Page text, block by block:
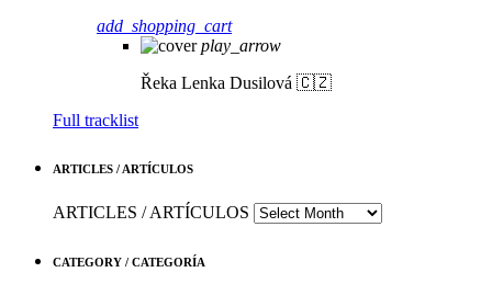
add_shopping_cart
play_arrow
Řeka Lenka Dusilová 🇨🇿
Full tracklist
ARTICLES / ARTÍCULOS
ARTICLES / ARTÍCULOS
CATEGORY / CATEGORÍA